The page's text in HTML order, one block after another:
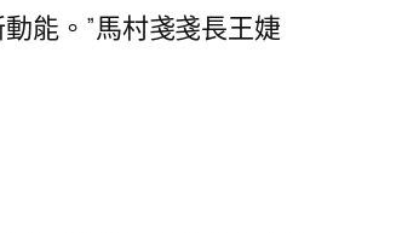
動能。”馬村戔戔長王婕